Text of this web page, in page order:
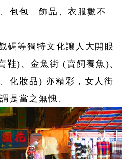
包包、飾品、衣服數不
碼等獨特文化讓人大開眼
鞋)、金魚街 (賣飼養魚)、
化妝品) 亦精彩，女人街
是當之無愧。